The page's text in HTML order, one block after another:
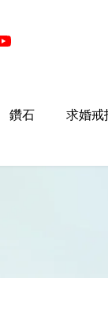
鑽石 求婚戒